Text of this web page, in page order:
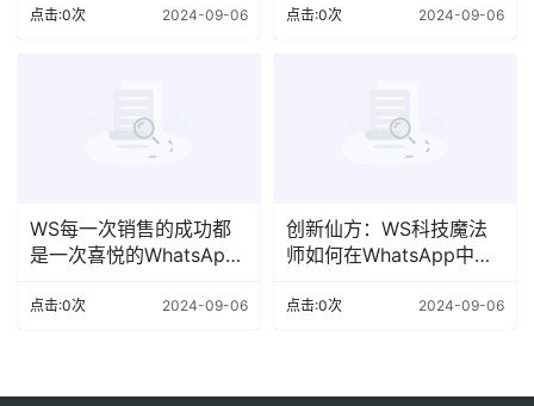
尽在其中
点击:0次 2024-09-06
尽在其中
点击:0次 2024-09-06
WS每一次销售的成功都
是一次喜悦的WhatsApp
场盛宴中，W
点击:0次 2024-09-06
创新仙方：WS科技魔法
师如何在WhatsApp中施
点击:0次 2024-09-06